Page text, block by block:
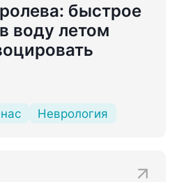
быстрое
воду летом
Неврология